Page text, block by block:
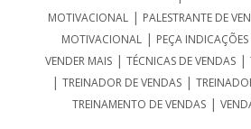
MOTIVACIONAL | PALESTRANTE DE
MOTIVACIONAL | PEÇA
VENDER MAIS| TÉCNICAS DE VENDAS|
| TREINADOR DE VENDAS|
TREINAMENTO DE VENDAS|